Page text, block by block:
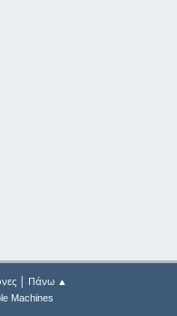
| Πάνω ▲
Machines